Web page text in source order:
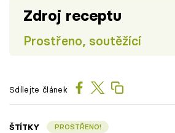
Zdroj receptu
Prostřeno, soutěžící
Sdílejte článek
ŠTÍTKY PROSTŘENO!